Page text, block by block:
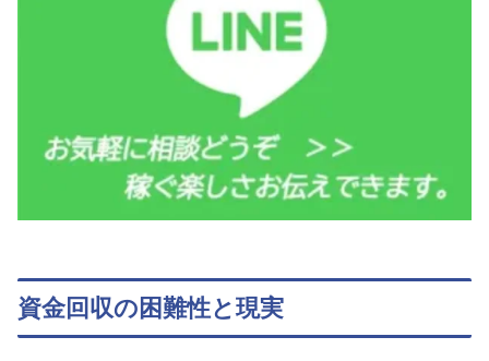
資金回収の困難性と現実